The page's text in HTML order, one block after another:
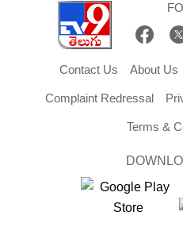
Contact Us About Us
Complaint Redressal
Terms &